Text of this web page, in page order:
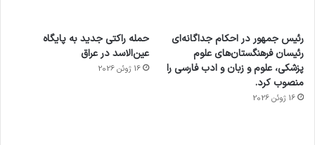
رئیس جمهور در احکام جداگانه‌ای
رئیسان فرهنگستان‌های علوم
پزشکی، علوم و زبان و ادب فارسی را
منصوب کرد.
16 ژوئن 2026
حمله راکتی جدید به پایگاه
عین‌الاسد در عراق
16 ژوئن 2026